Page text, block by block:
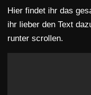
Hier findet ihr das
ihr lieber den Text
runter scrollen.